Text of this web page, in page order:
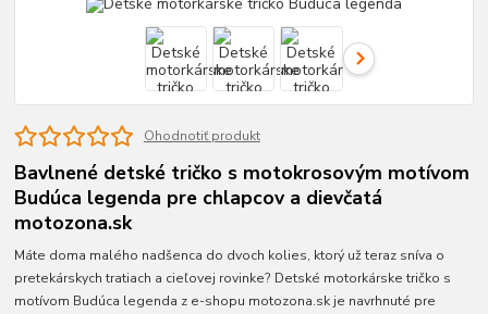
Ohodnotiť produkt
Bavlnené detské tričko s motokrosovým motívom
Budúca legenda pre chlapcov a dievčatá
motozona.sk
Máte doma malého nadšenca do dvoch kolies, ktorý už teraz sníva o
pretekárskych tratiach a cieľovej rovinke? Detské motorkárske tričko s
motívom Budúca legenda z e-shopu motozona.sk je navrhnuté pre